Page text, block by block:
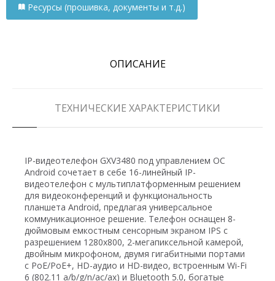
Ресурсы (прошивка, документы и т.д.)
ОПИСАНИЕ
ТЕХНИЧЕСКИЕ ХАРАКТЕРИСТИКИ
IP-видеотелефон GXV3480 под управлением ОС
Android сочетает в себе 16-линейный IP-
видеотелефон с мультиплатформенным решением
для видеоконференций и функциональность
планшета Android, предлагая универсальное
коммуникационное решение. Телефон оснащен 8-
дюймовым емкостным сенсорным экраном IPS с
разрешением 1280x800, 2-мегапиксельной камерой,
двойным микрофоном, двумя гигабитными портами
с PoE/PoE+, HD-аудио и HD-видео, встроенным Wi-Fi
6 (802.11 a/b/g/n/ac/ax) и Bluetooth 5.0, богатые